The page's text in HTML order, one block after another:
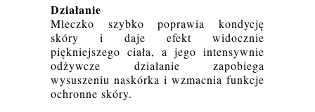
Działanie
Mleczko szybko poprawia kondycję
skóry i daje efekt widocznie
piękniejszego ciała, a jego intensywnie
odżywcze działanie zapobiega
wysuszeniu naskórka i wzmacnia funkcje
ochronne skóry.